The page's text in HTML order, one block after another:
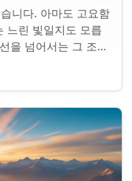
니다. 아마도 고요함
느린 빛일지도 모릅
을 넘어서는 그 조용